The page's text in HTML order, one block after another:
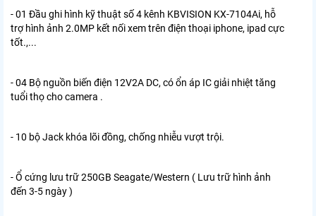
- 01 Đầu ghi hình kỹ thuật số 4 kênh KBVISION KX-7104Ai, hỗ
trợ hình ảnh 2.0MP kết nối xem trên điện thoại iphone, ipad cực
tốt.,...
- 04 Bộ nguồn biến điện 12V2A DC, có ổn áp IC giải nhiệt tăng
tuổi thọ cho camera .
- 10 bộ Jack khóa lõi đồng, chống nhiễu vượt trội.
- Ổ cứng lưu trữ 250GB Seagate/Western ( Lưu trữ hình ảnh
đến 3-5 ngày )